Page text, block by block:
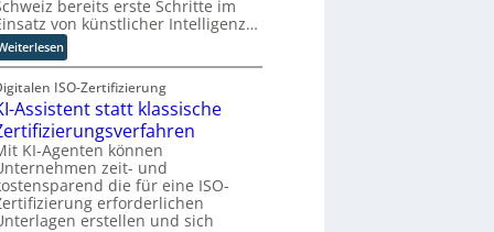
t
o
r
t
e
n
t
e
n
c
o
m
p
u
t
i
n
bereits erste Schritte im
von künstlicher Intelligenz…
:
K
I
-
E
i
n
s
a
t
ISO-Zertifizierung
Assistent statt klassische
KI-Agenten können
zeit- und
die für eine ISO-
erforderlichen
erstellen und sich